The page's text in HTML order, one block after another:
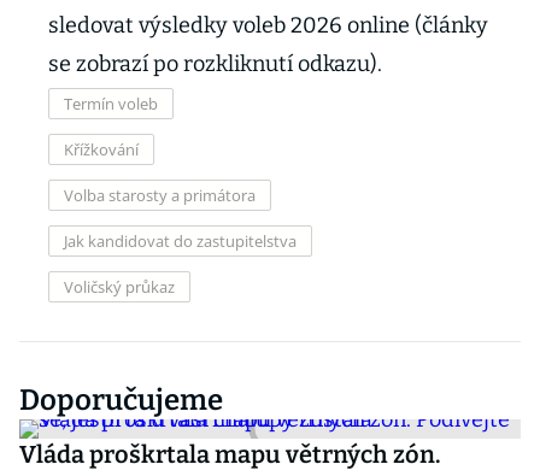
sledovat výsledky voleb 2026 online (články
se zobrazí po rozkliknutí odkazu).
Termín voleb
Křížkování
Volba starosty a primátora
Jak kandidovat do zastupitelstva
Voličský průkaz
Doporučujeme
Vláda proškrtala mapu větrných zón.